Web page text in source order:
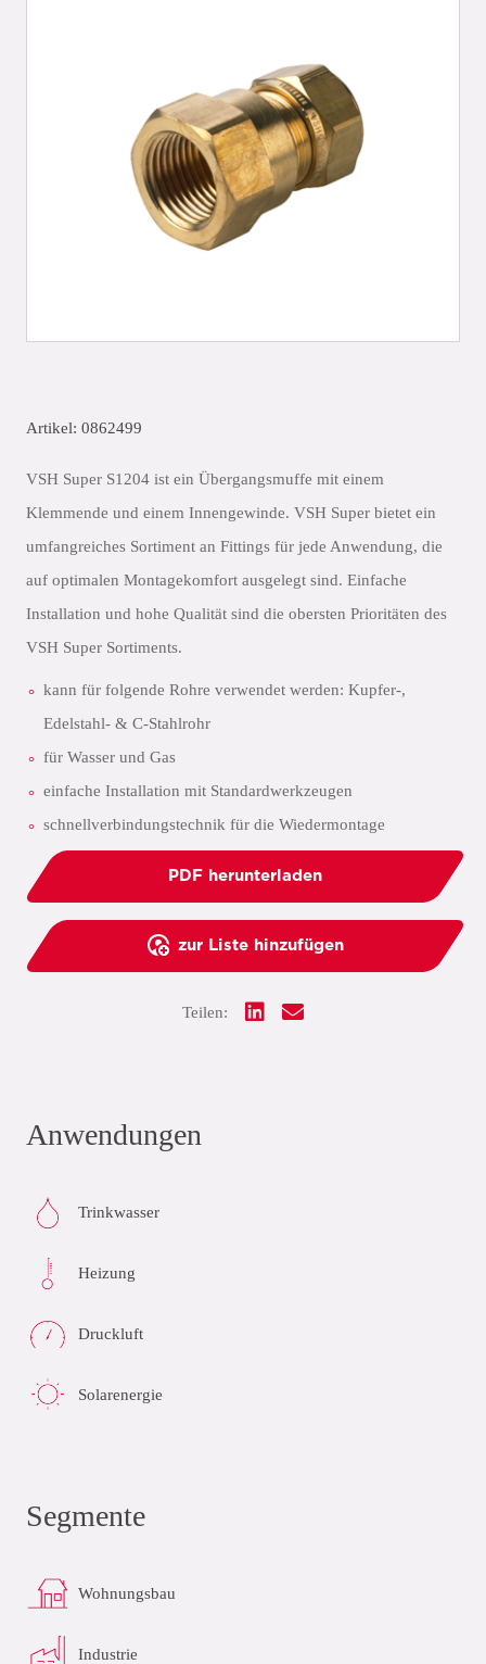
Artikel: 0862499
VSH Super S1204 ist ein Übergangsmuffe mit einem
Klemmende und einem Innengewinde. VSH Super bietet ein
umfangreiches Sortiment an Fittings für jede Anwendung, die
auf optimalen Montagekomfort ausgelegt sind. Einfache
Installation und hohe Qualität sind die obersten Prioritäten des
VSH Super Sortiments.
kann für folgende Rohre verwendet werden: Kupfer-,
Edelstahl- & C-Stahlrohr
für Wasser und Gas
einfache Installation mit Standardwerkzeugen
schnellverbindungstechnik für die Wiedermontage
PDF herunterladen
zur Liste hinzufügen
Teilen:
Anwendungen
Trinkwasser
Heizung
Druckluft
Solarenergie
Segmente
Wohnungsbau
Industrie